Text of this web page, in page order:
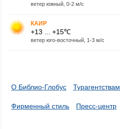
ветер южный, 0-2 м/с
КАИР
+13 ... +15℃
ветер юго-восточный, 1-3 м/с
О Библио-Глобус Турагентствам
Фирменный стиль Пресс-центр